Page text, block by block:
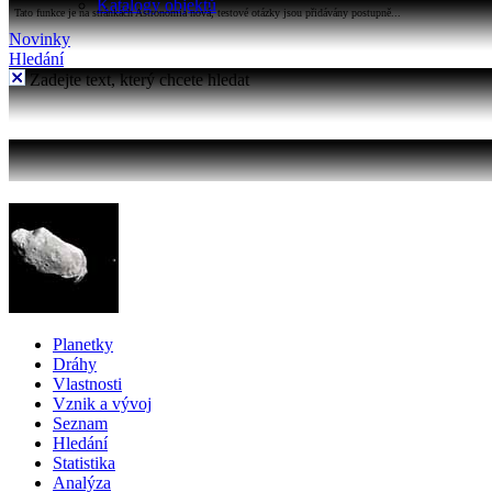
Katalogy objektů
Tato funkce je na stránkách Astronomia nová, testové otázky jsou přidávány postupně...
Novinky
Hledání
Zadejte text, který chcete hledat
Planetky
Dráhy
Vlastnosti
Vznik a vývoj
Seznam
Hledání
Statistika
Analýza